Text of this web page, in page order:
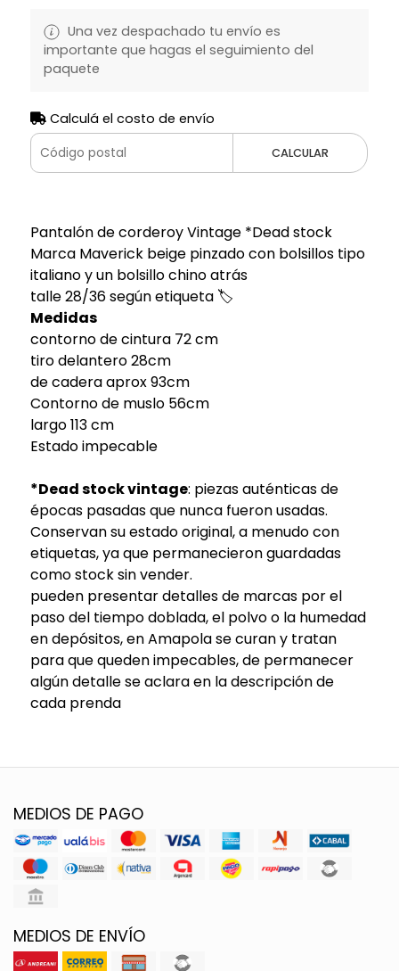
Una vez despachado tu envío es
importante que hagas el seguimiento del
paquete
Calculá el costo de envío
CALCULAR
Pantalón de corderoy Vintage *Dead stock
Marca Maverick beige pinzado con bolsillos tipo
italiano y un bolsillo chino atrás
talle 28/36 según etiqueta 🏷️
Medidas
contorno de cintura 72 cm
tiro delantero 28cm
de cadera aprox 93cm
Contorno de muslo 56cm
largo 113 cm
Estado impecable
*Dead stock vintage: piezas auténticas de
épocas pasadas que nunca fueron usadas.
Conservan su estado original, a menudo con
etiquetas, ya que permanecieron guardadas
como stock sin vender.
pueden presentar detalles de marcas por el
paso del tiempo doblada, el polvo o la humedad
en depósitos, en Amapola se curan y tratan
para que queden impecables, de permanecer
algún detalle se aclara en la descripción de
cada prenda
MEDIOS DE PAGO
MEDIOS DE ENVÍO